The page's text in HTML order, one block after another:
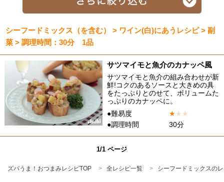
シーフードミックス（を含む） > ワイン(白)にあうレシピ > 副
菜 > 調理時間：30分 1品
サツマイモと魚介のカナッペ風
サツマイモと魚介の組み合わせが新
鮮!コクのあるソースと大きめの具
をたっぷりとのせて、ボリュームた
っぷりのカナッペに。
●難易度
★★ ★
●調理時間
30分
1/1 ページ
ズバうま！おつまみレシピTOP 全レシピ一覧 シーフードミックスの